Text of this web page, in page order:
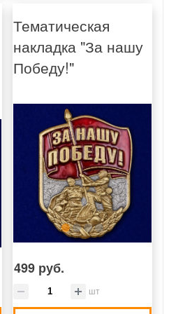
Тематическая
накладка "За нашу
Победу!"
499 руб.
шт